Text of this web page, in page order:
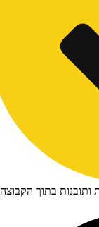
הקבוצה.